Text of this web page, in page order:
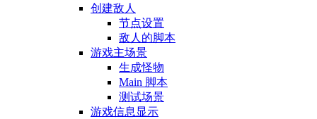
创建敌人
节点设置
敌人的脚本
游戏主场景
生成怪物
Main 脚本
测试场景
游戏信息显示